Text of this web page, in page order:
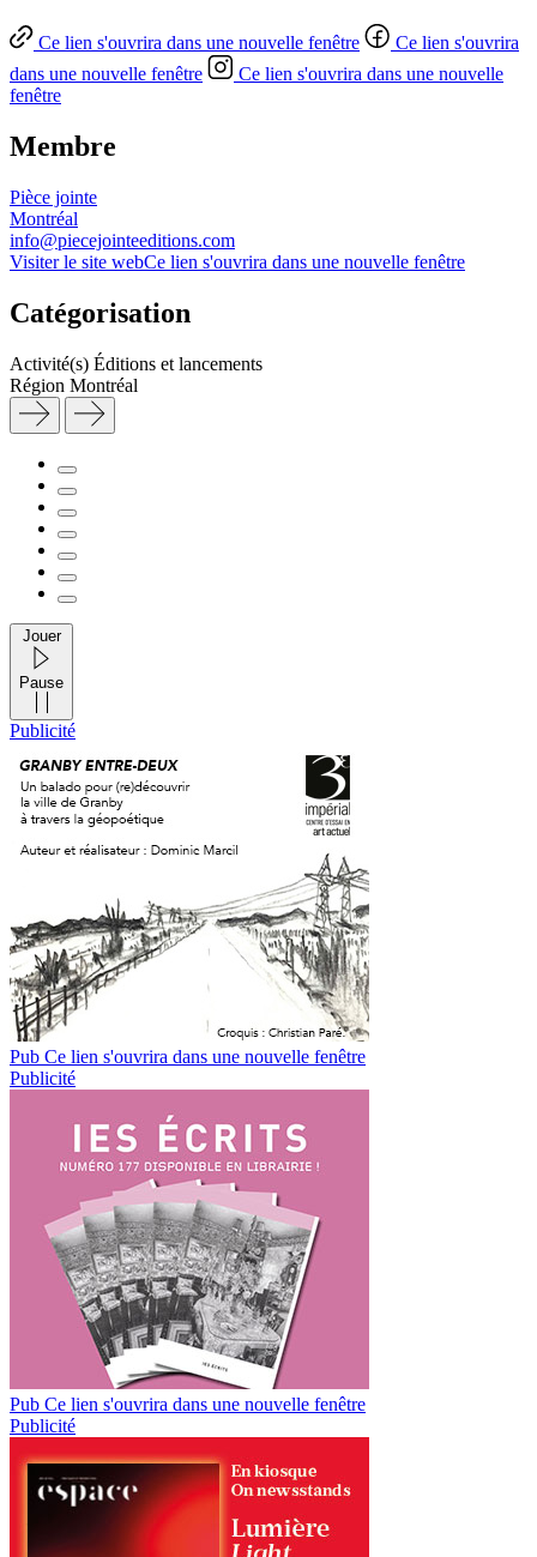
Ce lien s'ouvrira dans une nouvelle fenêtre
Ce lien s'ouvrira
dans une nouvelle fenêtre
Ce lien s'ouvrira dans une nouvelle
fenêtre
Membre
Pièce jointe
Montréal
info@piecejointeeditions.com
Visiter le site webCe lien s'ouvrira dans une nouvelle fenêtre
Catégorisation
Activité(s) Éditions et lancements
Région Montréal
Jouer
Pause
Publicité
Pub Ce lien s'ouvrira dans une nouvelle fenêtre
Publicité
Pub Ce lien s'ouvrira dans une nouvelle fenêtre
Publicité